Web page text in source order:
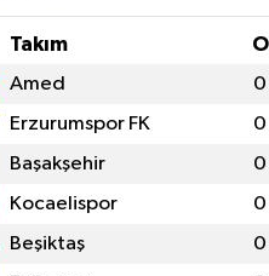
Takım O
Amed 0
Erzurumspor FK 0
Başakşehir 0
Kocaelispor 0
Beşiktaş 0